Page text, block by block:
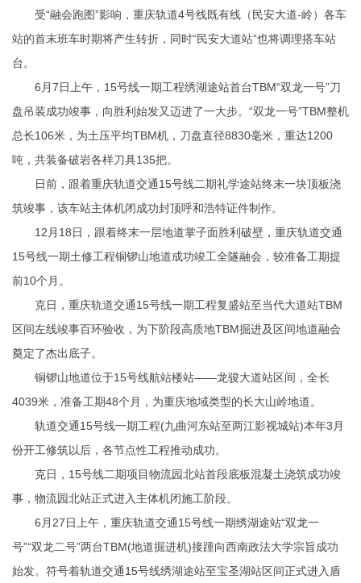
受“融会跑图”影响，重庆轨道4号线既有线（民安大道-岭）各车
站的首末班车时期将产生转折，同时“民安大道站”也将调理搭车站
台。
6月7日上午，15号线一期工程绣湖途站首台TBM“双龙一号”刀
盘吊装成功竣事，向胜利始发又迈进了一大步。“双龙一号”TBM整机
总长106米，为土压平均TBM机，刀盘直径8830毫米，重达1200
吨，共装备破岩各样刀具135把。
日前，跟着重庆轨道交通15号线二期礼学途站终末一块顶板浇
筑竣事，该车站主体机闭成功封顶呼和浩特证件制作。
12月18日，跟着终末一层地道掌子面胜利破壁，重庆轨道交通
15号线一期土修工程铜锣山地道成功竣工全隧融会，较准备工期提
前10个月。
克日，重庆轨道交通15号线一期工程复盛站至当代大道站TBM
区间左线竣事百环验收，为下阶段高质地TBM掘进及区间地道融会
奠定了杰出底子。
铜锣山地道位于15号线航站楼站——龙骏大道站区间，全长
4039米，准备工期48个月，为重庆地域类型的长大山岭地道。
轨道交通15号线一期工程(九曲河东站至两江影视城站)本年3月
份开工修筑以后，各节点性工程推动成功。
克日，15号线二期项目物流园北站首段底板混凝土浇筑成功竣
事，物流园北站正式进入主体机闭施工阶段。
6月27日上午，重庆轨道交通15号线一期绣湖途站“双龙一
号”“双龙二号”两台TBM(地道掘进机)接踵向西南政法大学宗旨成功
始发。符号着轨道交通15号线绣湖途站至宝圣湖站区间正式进入盾